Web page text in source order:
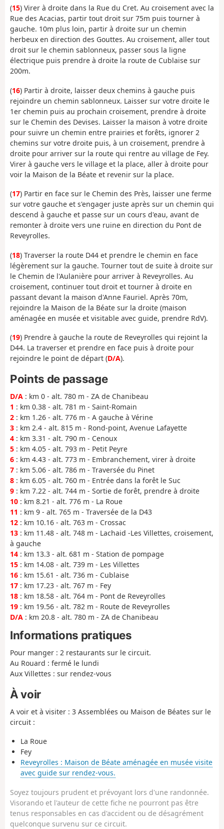
(15) Virer à droite dans la Rue du Cret. Au croisement avec la
Rue des Acacias, partir tout droit sur 75m puis tourner à
gauche. 10m plus loin, partir à droite sur un chemin
herbeux en direction des Gouttes. Au croisement, aller tout
droit sur le chemin sablonneux, passer sous la ligne
électrique puis prendre à droite la route de Cublaise sur
200m.
(16) Partir à droite, laisser deux chemins à gauche puis
rejoindre un chemin sablonneux. Laisser sur votre droite le
1er chemin puis au prochain croisement, prendre à droite
sur le Chemin des Devises. Laisser la maison à votre droite
pour suivre un chemin entre prairies et forêts, ignorer 2
chemins sur votre droite puis, à un croisement, prendre à
droite pour arriver sur la route qui rentre au village de Fey.
Virer à gauche vers le village et la place, aller à droite pour
voir la Maison de la Béate et revenir sur la place.
(17) Partir en face sur le Chemin des Près, laisser une ferme
sur votre gauche et s'engager juste après sur un chemin qui
descend à gauche et passe sur un cours d'eau, avant de
remonter à droite vers une ruine en direction du Pont de
Reveyrolles.
(18) Traverser la route D44 et prendre le chemin en face
légèrement sur la gauche. Tourner tout de suite à droite sur
le Chemin de l'Aulanière pour arriver à Reveyrolles. Au
croisement, continuer tout droit et tourner à droite en
passant devant la maison d'Anne Fauriel. Après 70m,
rejoindre la Maison de la Béate sur la droite (maison
aménagée en musée et visitable avec guide, prendre RdV).
(19) Prendre à gauche la route de Reveyrolles qui rejoint la
D44. La traverser et prendre en face puis à droite pour
rejoindre le point de départ (D/A).
Points de passage
D/A : km 0 - alt. 780 m - ZA de Chanibeau
1 : km 0.38 - alt. 781 m - Saint-Romain
2 : km 1.26 - alt. 776 m - A gauche à Vérine
3 : km 2.4 - alt. 815 m - Rond-point, Avenue Lafayette
4 : km 3.31 - alt. 790 m - Cenoux
5 : km 4.05 - alt. 793 m - Petit Peyre
6 : km 4.43 - alt. 773 m - Embranchement, virer à droite
7 : km 5.06 - alt. 786 m - Traversée du Pinet
8 : km 6.05 - alt. 760 m - Entrée dans la forêt le Suc
9 : km 7.22 - alt. 744 m - Sortie de forêt, prendre à droite
10 : km 8.21 - alt. 776 m - La Roue
11 : km 9 - alt. 765 m - Traversée de la D43
12 : km 10.16 - alt. 763 m - Crossac
13 : km 11.48 - alt. 748 m - Lachaid -Les Villettes, croisement,
à gauche
14 : km 13.3 - alt. 681 m - Station de pompage
15 : km 14.08 - alt. 739 m - Les Villettes
16 : km 15.61 - alt. 736 m - Cublaise
17 : km 17.23 - alt. 767 m - Fey
18 : km 18.58 - alt. 764 m - Pont de Reveyrolles
19 : km 19.56 - alt. 782 m - Route de Reveyrolles
D/A : km 20.8 - alt. 780 m - ZA de Chanibeau
Informations pratiques
Pour manger : 2 restaurants sur le circuit.
Au Rouard : fermé le lundi
Aux Villettes : sur rendez-vous
À voir
A voir et à visiter : 3 Assemblées ou Maison de Béates sur le
circuit :
La Roue
Fey
Reveyrolles : Maison de Béate aménagée en musée visite
avec guide sur rendez-vous.
Soyez toujours prudent et prévoyant lors d'une randonnée.
Visorando et l'auteur de cette fiche ne pourront pas être
tenus responsables en cas d'accident ou de désagrément
quelconque survenu sur ce circuit.